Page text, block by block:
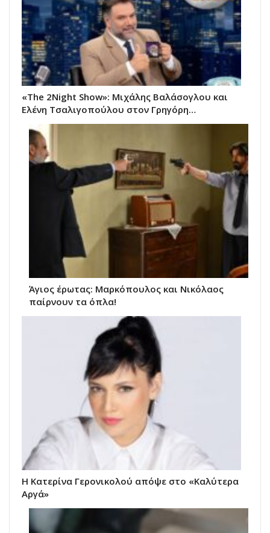
«The 2Night Show»: Μιχάλης Βαλάσογλου και
Ελένη Τσαλιγοπούλου στον Γρηγόρη…
Άγιος έρωτας: Μαρκόπουλος και Νικόλαος
παίρνουν τα όπλα!
Η Κατερίνα Γερονικολού απόψε στο «Καλύτερα
Αργά»